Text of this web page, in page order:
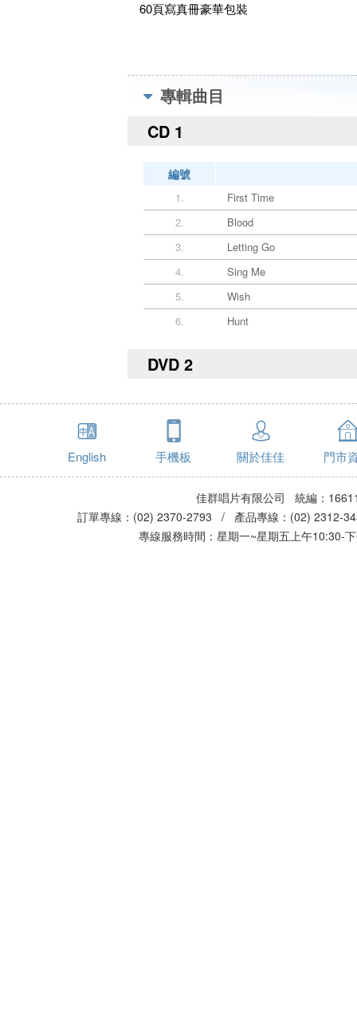
60頁寫真冊豪華包裝
專輯曲目
CD 1
編號
1.
First Time
2.
Blood
3.
Letting Go
4.
Sing Me
5.
Wish
6.
Hunt
DVD 2
English 手機板 關於佳佳 門市
佳群唱片有限公司 統編：
訂單專線：(02) 2370-2793 / 產品專線：(02)
專線服務時間：星期一~星期五上午10:30-